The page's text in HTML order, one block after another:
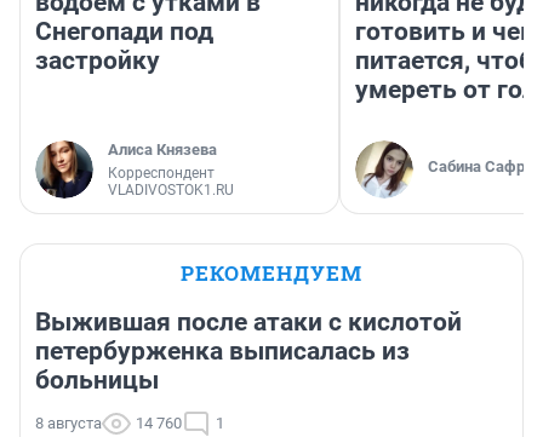
Снегопади под
застройку
Алиса Князева
Корреспондент
VLADIVOSTOK1.RU
готовить и чем
питается,
умереть от
Сабина
РЕКОМЕНДУЕМ
Выжившая после атаки с кислотой
петербурженка выписалась из
больницы
8 августа 14 760 1